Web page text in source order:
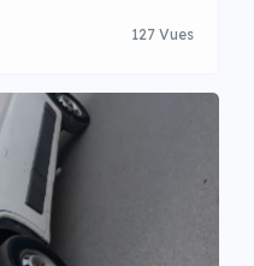
127 Vues